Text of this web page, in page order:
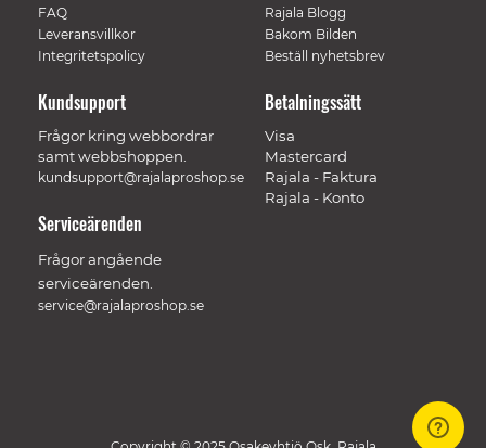
FAQ
Leveransvillkor
Integritetspolicy
Rajala Blogg
Bakom Bilden
Beställ nyhetsbrev
Betalningssätt
Visa
Mastercard
Rajala - Faktura
Rajala - Konto
Kundsupport
Frågor kring webbordrar
samt webbshoppen.
kundsupport@rajalaproshop.se
Serviceärenden
Frågor angående
serviceärenden.
service@rajalaproshop.se